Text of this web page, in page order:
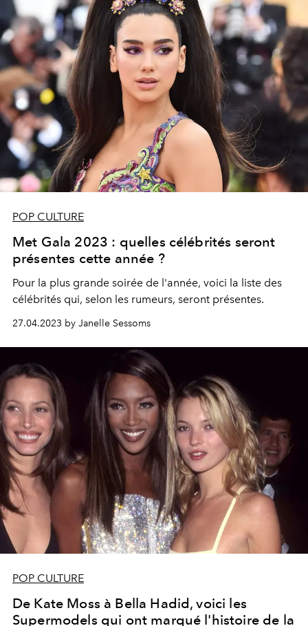
POP CULTURE
Met Gala 2023 : quelles célébrités seront
présentes cette année ?
Pour la plus grande soirée de l'année, voici la liste des
célébrités qui, selon les rumeurs, seront présentes.
27.04.2023 by Janelle Sessoms
POP CULTURE
De Kate Moss à Bella Hadid, voici les
Supermodels qui ont marqué l'histoire de la